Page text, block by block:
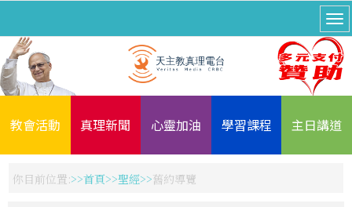
教會活動 真理新聞 心靈加油 學習課程 主日講道
你目前位置: 首頁 聖經 舊約導覽